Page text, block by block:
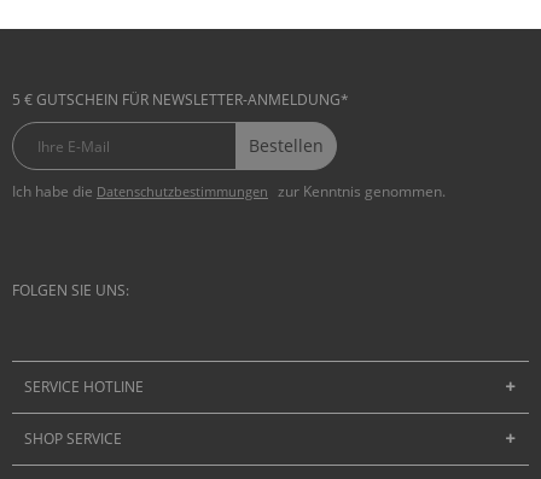
5 € GUTSCHEIN FÜR NEWSLETTER-ANMELDUNG*
Bestellen
Ich habe die Datenschutzbestimmungen zur Kenntnis genommen.
FOLGEN SIE UNS:
SERVICE HOTLINE
SHOP SERVICE